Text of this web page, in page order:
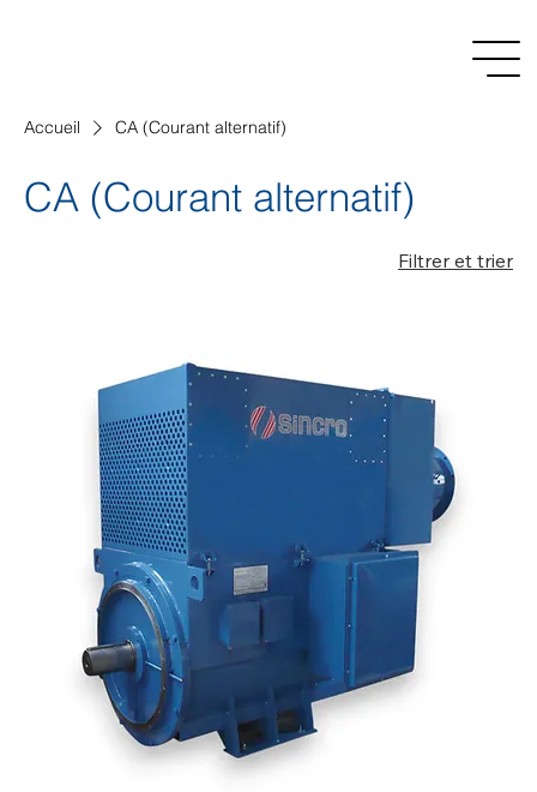
Accueil CA (Courant alternatif)
CA (Courant alternatif)
Filtrer et trier